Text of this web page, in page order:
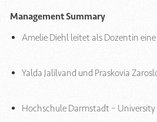
Management Summary
Amelie Diehl leitet als Dozentin
Yalda Jalilvand und Praskovia
Hochschule Darmstadt – University